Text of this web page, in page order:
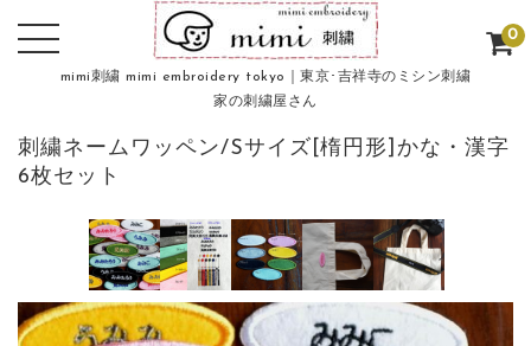
mimi刺繍 mimi embroidery tokyo｜東京･吉祥寺のミシン刺繍
家の刺繍屋さん
0
刺繍ネームワッペン/Sサイズ[楕円形]かな・漢字
6枚セット